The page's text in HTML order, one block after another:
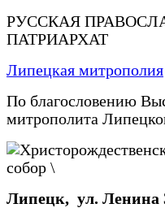
РУССКАЯ
ПАТРИАРХАТ
Липецкая митрополия
По благословению
митрополита
Липецк, ул. Ленина